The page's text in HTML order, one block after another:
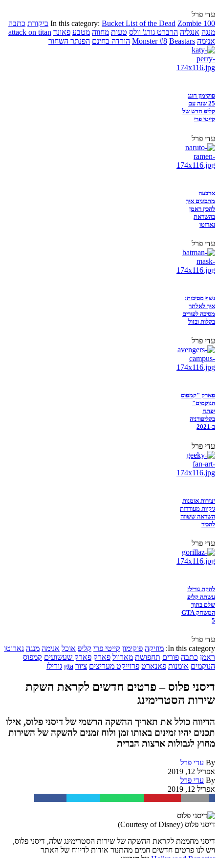
עדי פרל
In this category: Bucket List of the Dead Zombie 100 ביקורת כתבה
מנגה אנגליה הרברט גורג' וולס טעות מחווה מטבע פאונד attack on titan
אנימה
Monster #8 Beastars הורדה בחינם הפנתר השחור
פוקימון חוגג
25 שנה עם
קליפ חדש של
קייטי פרי
עדי פרל
ארבעה
מתכונים איך
להכין ראמן
בהשראת
נארוטו
עדי פרל
נשף מסיכות:
איך לאלתר
מסיכה לפורים
בקלות ובזול
עדי פרל
פארק "קמפוס
הנוקמים"
יפתח
בקליפורניה
ב-2021
עדי פרל
יצירות אומנות
גיקיות מעוררות
השראה ששווה
להכיר
עדי פרל
להקת גורילז
עשתה קליפ
שלם בתוך
המשחק GTA
5
עדי פרל
In this category: מוזיקה פוקימון קייטי פרי קליפ אוכל אנימה מנגה נארוטו
ראמן כתבה פורים תחפושת מארוול פארק פארק שעשועים קמפוס
הנוקמים אומנות פאנארט פרוייקט מעריצים ציור gta גורילז
דיסני פלוס – פרטים חדשים לקראת השקת
שירות הסטרימינג
הדיווח כולל את תאריך ההשקה הרשמי של דיסני פלוס, אילו
תכנים יהיו זמינים באותו זמן ולוח זמנים להשקה של השירות
מחוץ לגבולות ארצות הברית
By עדי פרל
אפריל 12, 2019
By עדי פרל
אפריל 12, 2019
דיסני פלוס (Courtesy of Disney)
דיסני מחממת לקראת ההשקה של שירות הסטרימינג שלה, דיסני פלוס,
ויש לנו פרטים חדשים חמים מהתנור אודות לדיווח של האתר